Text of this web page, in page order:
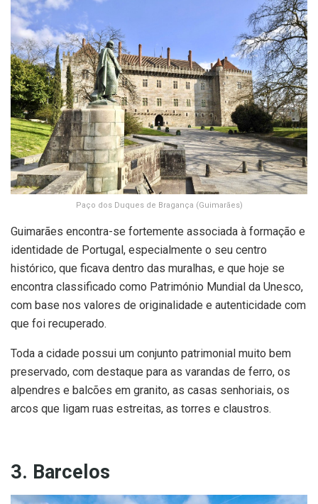
Paço dos Duques de Bragança (Guimarães)
Guimarães encontra-se fortemente associada à formação e
identidade de Portugal, especialmente o seu centro
histórico, que ficava dentro das muralhas, e que hoje se
encontra classificado como Património Mundial da Unesco,
com base nos valores de originalidade e autenticidade com
que foi recuperado.
Toda a cidade possui um conjunto patrimonial muito bem
preservado, com destaque para as varandas de ferro, os
alpendres e balcões em granito, as casas senhoriais, os
arcos que ligam ruas estreitas, as torres e claustros.
3. Barcelos